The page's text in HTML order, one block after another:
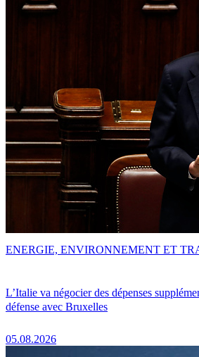
L’Italie va négocier des dépenses
défense avec Bruxelles
05.08.2026
ENERGIE, ENVIRONNEMENT ET